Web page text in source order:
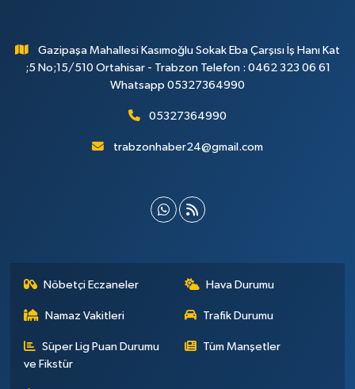
Gazipaşa Mahallesi Kasımoğlu Sokak Eba Çarşısı İş Hanı Kat
;5 No;15/510 Ortahisar - Trabzon Telefon : 0462 323 06 61
Whatsapp 05327364990
05327364990
trabzonhaber24@gmail.com
Nöbetçi Eczaneler Hava Durumu
Namaz Vakitleri Trafik Durumu
Süper Lig Puan Durumu
ve Fikstür
Tüm Manşetler